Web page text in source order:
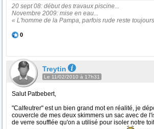
20 sept 08: début des travaux piscine...
Novembre 2009: mise en eau...
« L'homme de la Pampa, parfois rude reste
0
Treytin
Le 11/02/2010 à 17h31
Salut Patbebert,
"Calfeutrer" est un bien grand mot en réalité, je
couvercle de mes deux skimmers un sac avec de
de verre soufflée qu'on a utilisé pour isoler notre